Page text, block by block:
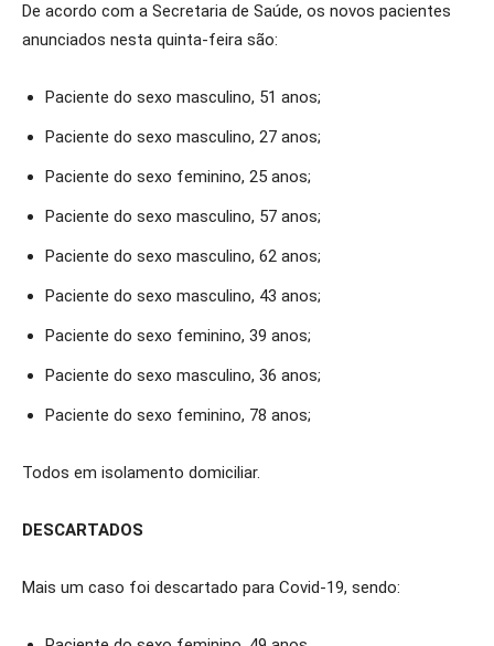
De acordo com a Secretaria de Saúde, os novos pacientes
anunciados nesta quinta-feira são:
Paciente do sexo masculino, 51 anos;
Paciente do sexo masculino, 27 anos;
Paciente do sexo feminino, 25 anos;
Paciente do sexo masculino, 57 anos;
Paciente do sexo masculino, 62 anos;
Paciente do sexo masculino, 43 anos;
Paciente do sexo feminino, 39 anos;
Paciente do sexo masculino, 36 anos;
Paciente do sexo feminino, 78 anos;
Todos em isolamento domiciliar.
DESCARTADOS
Mais um caso foi descartado para Covid-19, sendo: